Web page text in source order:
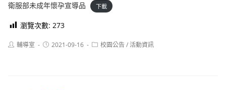
衛服部未成年懷孕宣導品 下載
瀏覽次數: 273
Post輔導室
Post2021-09-16
Post校園公告/活動資訊